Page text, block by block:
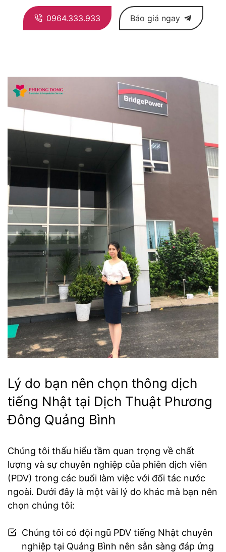
0964.333.933 Báo giá ngay
Lý do bạn nên chọn thông dịch
tiếng Nhật tại Dịch Thuật Phương
Đông Quảng Bình
Chúng tôi thấu hiểu tầm quan trọng về chất
lượng và sự chuyên nghiệp của phiên dịch viên
(PDV) trong các buổi làm việc với đối tác nước
ngoài. Dưới đây là một vài lý do khác mà bạn nên
chọn chúng tôi:
Chúng tôi có đội ngũ PDV tiếng Nhật chuyên
nghiệp tại Quảng Bình nên sẵn sàng đáp ứng